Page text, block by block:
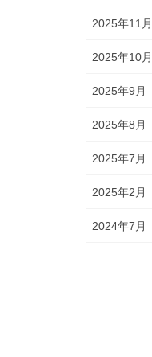
2025年11月
2025年10月
2025年9月
2025年8月
2025年7月
2025年2月
2024年7月